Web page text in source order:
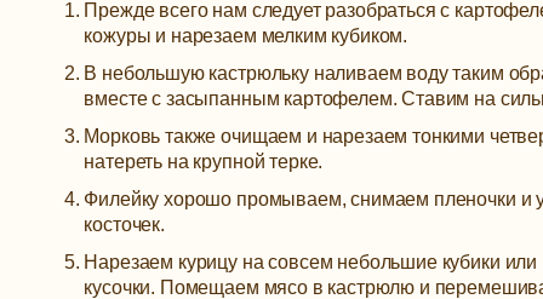
Прежде всего нам следует разобраться с
кожуры и нарезаем мелким кубиком.
В небольшую кастрюльку наливаем воду таким
вместе с засыпанным картофелем. Ставим на
Морковь также очищаем и нарезаем тонкими
натереть на крупной терке.
Филейку хорошо промываем, снимаем пленочки и
косточек.
Нарезаем курицу на совсем небольшие кубики
кусочки. Помещаем мясо в кастрюлю и